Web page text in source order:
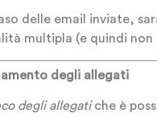
delle email inviate,
multipla (e quindi non
degli allegati
degli allegatiche è